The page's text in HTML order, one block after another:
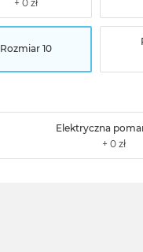
Rozmiar 10
Elektryczna